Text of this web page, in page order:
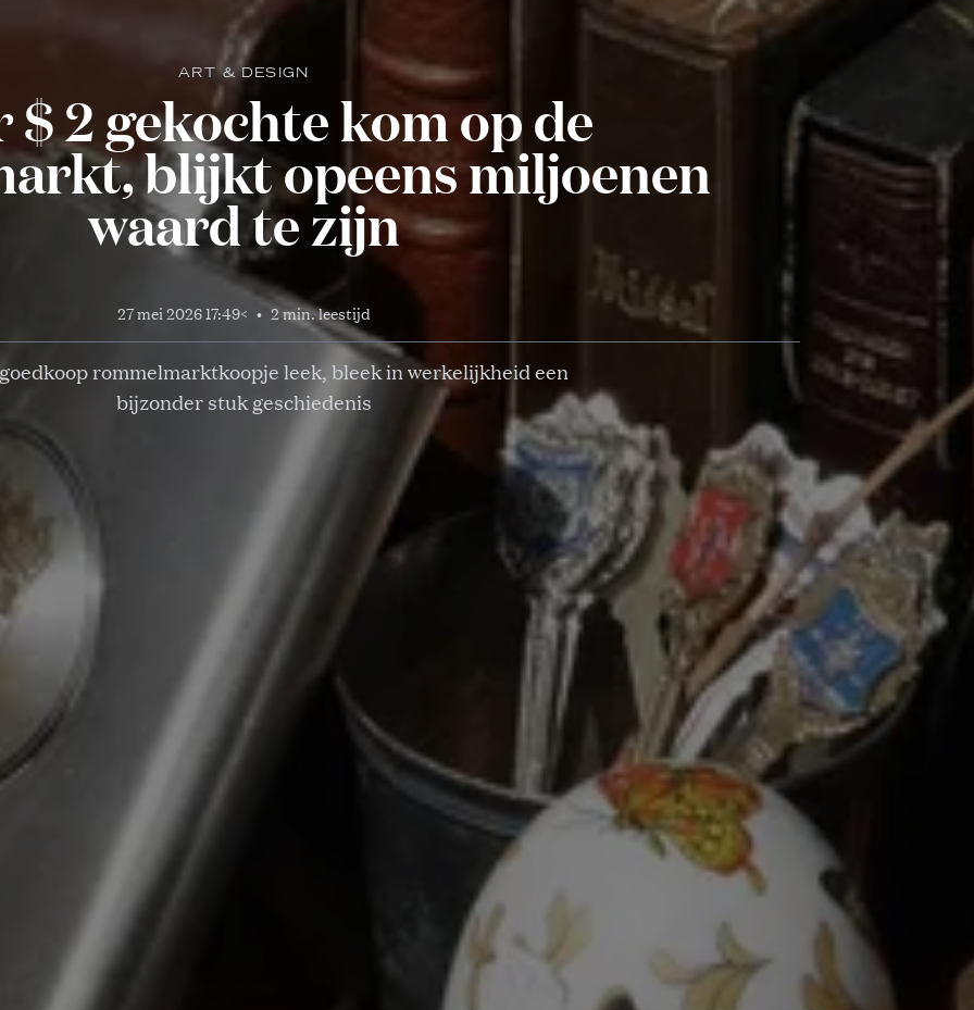
ART & DESIGN
$ 2 gekochte kom op de
blijkt opeens miljoenen
waard te zijn
27 mei 2026 17:49< • 2 min. leestijd
rommelmarktkoopje leek, bleek in werkelijkheid een
bijzonder stuk geschiedenis